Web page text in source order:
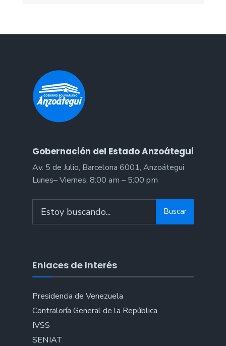
Gobernación del Estado Anzoátegui
Av. 5 de Julio, Barcelona 6001, Anzoátegui
Lunes– Viernes, 8:00 am – 5:00 pm
Buscar
Enlaces de Interés
Presidencia de Venezuela
Contraloría General de la República
IVSS
SENIAT